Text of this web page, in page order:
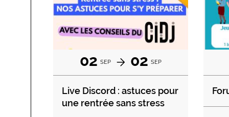
02 SEP 02 SEP
Live Discord : astuces pour
une rentrée sans stress